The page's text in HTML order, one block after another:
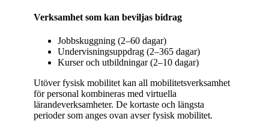
Verksamhet som kan beviljas bidrag
Jobbskuggning (2–60 dagar)
Undervisningsuppdrag (2–365 dagar)
Kurser och utbildningar (2–10 dagar)
Utöver fysisk mobilitet kan all mobilitetsverksamhet
för personal kombineras med virtuella
lärandeverksamheter. De kortaste och längsta
perioder som anges ovan avser fysisk mobilitet.